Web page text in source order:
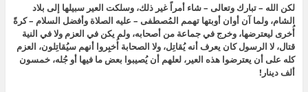
لكن الله – تبارك وتعالى – شاء أمراً غير ذلك، وسلكت العير سبيلها إلى بلاد
الشام، ولما آن أوان أوبتها تهمم المُصطفى – عليه الصلاة وأفضل السلام – كرةً
أُخرى ليعترضها، وخرج في جماعة من أصحابه، ولم يكن في العزم ولا في النية
قتال، لا الرسول كان يعرف أنه يُقاتِل، ولا الصحابة أُخبِروا أنهم سيُقاتِلون، العزم
كله على أن يعترضوا هذه العير، لعلهم أن يُصيبوا بعض ما فيها أو جُله، خمسون
ألف دينار!